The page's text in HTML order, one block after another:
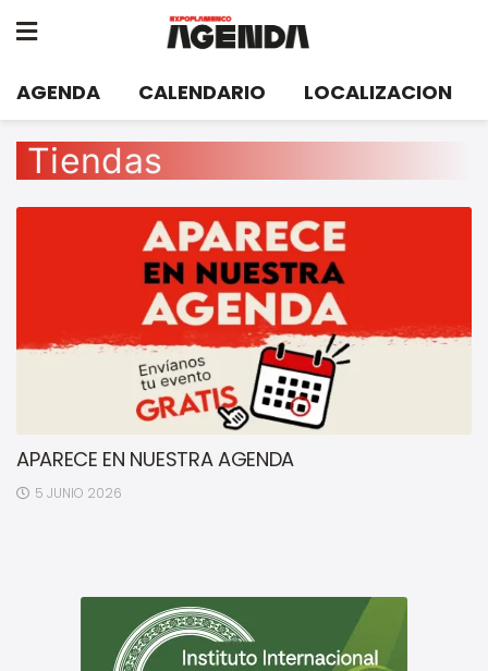
AGENDA CALENDARIO LOCALIZACION
Tiendas
APARECE EN NUESTRA AGENDA
5 JUNIO 2026